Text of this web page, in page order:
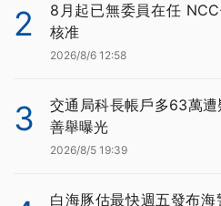
2
8月起已無委員在任
核准
2026/8/6 12:58
3
交通局科長帳戶多63萬
善舉曝光
2026/8/5 19:39
白海豚估最快週五發布